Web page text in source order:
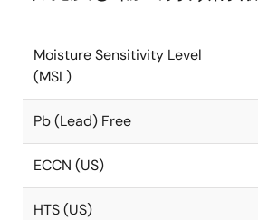
Moisture Sensitivity Level
(MSL)
Pb (Lead) Free
ECCN (US)
HTS (US)